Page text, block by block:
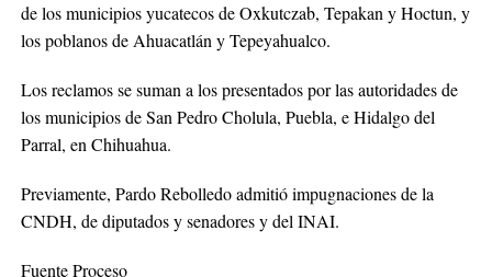
de los municipios yucatecos de Oxkutczab, Tepakan y Hoctun, y
los poblanos de Ahuacatlán y Tepeyahualco.
Los reclamos se suman a los presentados por las autoridades de
los municipios de San Pedro Cholula, Puebla, e Hidalgo del
Parral, en Chihuahua.
Previamente, Pardo Rebolledo admitió impugnaciones de la
CNDH, de diputados y senadores y del INAI.
Fuente Proceso